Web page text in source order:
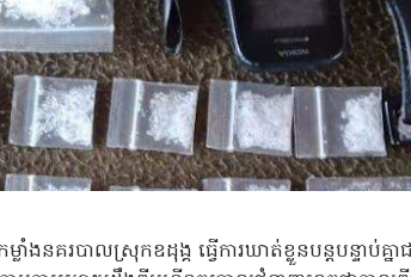
នគរបាលស្រុកឧដុង្គ ធ្វើការឃាត់ខ្លួនបន្តបន្ទាប់គ្ន